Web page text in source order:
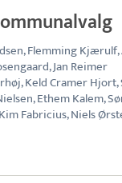
Flemming
Jan Reimer
Keld Cramer
Ethem Kalem,
Fabricius, Niels